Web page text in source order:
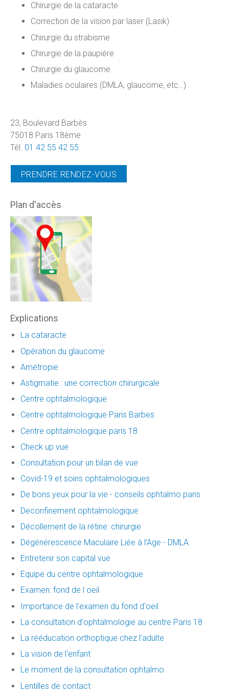
Chirurgie de la cataracte
Correction de la vision par laser (Lasik)
Chirurgie du strabisme
Chirurgie de la paupière
Chirurgie du glaucome
Maladies oculaires (DMLA, glaucome, etc…)
23, Boulevard Barbès
75018 Paris 18ème
Tél. 01 42 55 42 55
PRENDRE RENDEZ-VOUS
Plan d'accès
Explications
La cataracte
Opération du glaucome
Amétropie
Astigmatie : une correction chirurgicale
Centre ophtalmologique
Centre ophtalmologique Paris Barbes
Centre ophtalmologique paris 18
Check up vue
Consultation pour un bilan de vue
Covid-19 et soins ophtalmologiques
De bons yeux pour la vie - conseils ophtalmo paris
Deconfinement ophtalmologique
Décollement de la rétine: chirurgie
Dégénérescence Maculaire Liée à l’Age - DMLA
Entretenir son capital vue
Equipe du centre ophtalmologique
Examen: fond de l oeil
Importance de l'examen du fond d'oeil
La consultation d'ophtalmologie au centre Paris 18
La rééducation orthoptique chez l’adulte
La vision de l'enfant
Le moment de la consultation ophtalmo
Lentilles de contact